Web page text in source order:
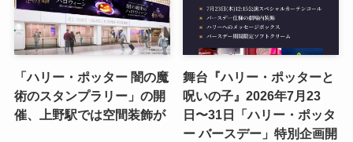
「ハリー・ポッター 闇の魔
術のスタンプラリー」の開
催、上野駅では空間装飾が
舞台『ハリー・ポッターと
呪いの子』2026年7月23
日〜31日「ハリー・ポッタ
ー バースデー」特別企画開